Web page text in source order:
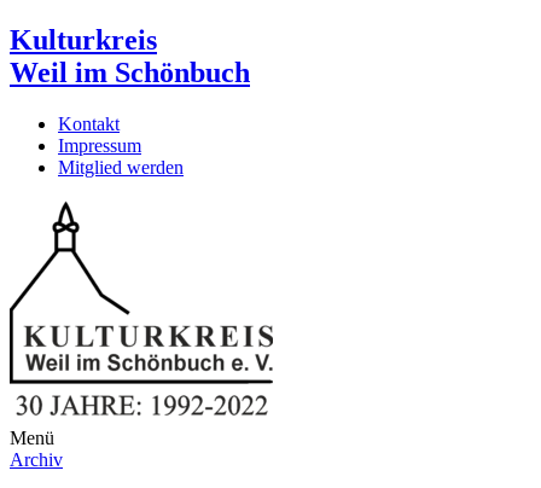
Kulturkreis
Weil im Schönbuch
Kontakt
Impressum
Mitglied werden
Menü
Archiv